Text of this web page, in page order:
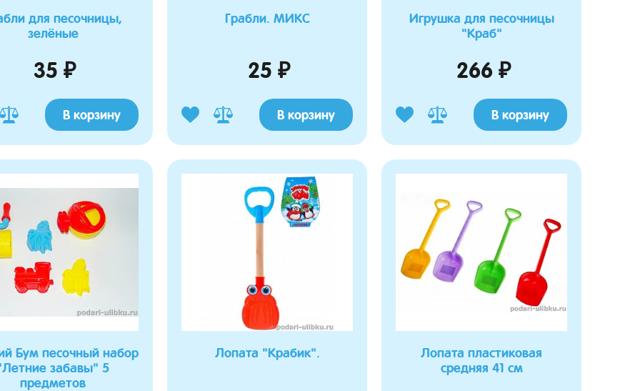
для песочницы,
зелёные
35 ₽
В корзину
Грабли. МИКС
25 ₽
В корзину
Игрушка для песочницы
"Краб"
266 ₽
В корзину
Бум песочный набор
забавы" 5
предметов
Лопата "Крабик".
Лопата пластиковая
средняя 41 см